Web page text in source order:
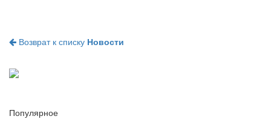
Возврат к списку Новости
Популярное